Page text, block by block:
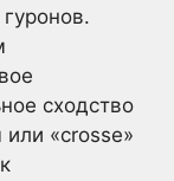
сходство
«crosse»